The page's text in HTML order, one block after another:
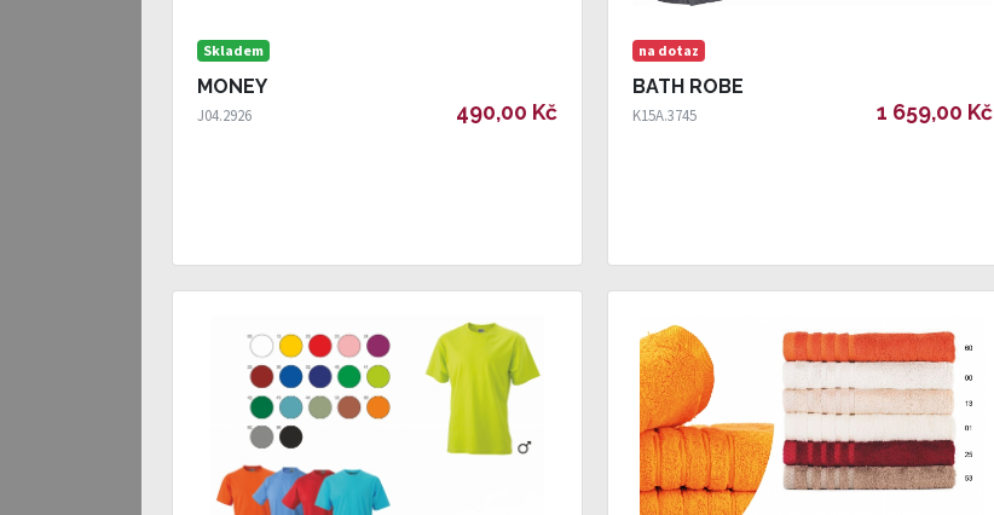
Skladem
MONEY
J04.2926 490,00 Kč
na dotaz
BATH ROBE
K15A.3745 1 659,00 Kč